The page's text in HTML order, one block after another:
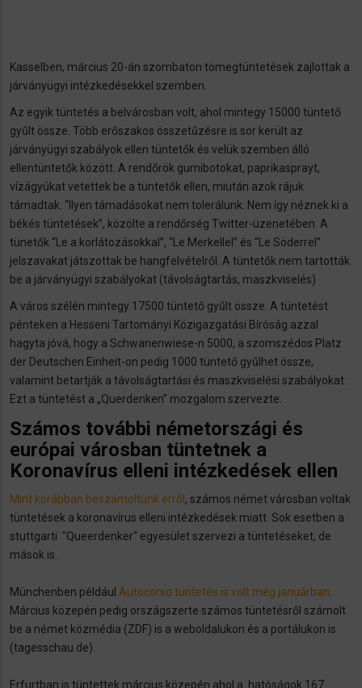
Kasselben, március 20-án szombaton tömegtüntetések zajlottak a
járványügyi intézkedésekkel szemben.
Az egyik tüntetés a belvárosban volt, ahol mintegy 15000 tüntető
gyűlt össze. Több erőszakos összetűzésre is sor került az
járványügyi szabályok ellen tüntetők és velük szemben álló
ellentüntetők között. A rendőrök gumibotokat, paprikasprayt,
vízágyúkat vetettek be a tüntetők ellen, miután azok rájuk
támadtak. “Ilyen támadásokat nem tolerálunk. Nem így néznek ki a
békés tüntetések”, közölte a rendőrség Twitter-üzenetében. A
tünetők “Le a korlátozásokkal”, “Le Merkellel” és “Le Söderrel”
jelszavakat játszottak be hangfelvételről. A tüntetők nem tartották
be a járványügyi szabályokat (távolságtartás, maszkviselés)
A város szélén mintegy 17500 tüntető gyűlt össze. A tüntetést
pénteken a Hesseni Tartományi Közigazgatási Bíróság azzal
hagyta jóvá, hogy a Schwanenwiese-n 5000, a szomszédos Platz
der Deutschen Einheit-on pedig 1000 tüntető gyűlhet össze,
valamint betartják a távolságtartási és maszkviselési szabályokat.
Ezt a tüntetést a „Querdenken” mozgalom szervezte.
Számos további németországi és
európai városban tüntetnek a
Koronavírus elleni intézkedések ellen
Mint korábban beszámoltunk erről , számos német városban voltak
tüntetések a koronavírus elleni intézkedések miatt. Sok esetben a
stuttgarti "Queerdenker" egyesület szervezi a tüntetéseket, de
mások is.
Münchenben például Autocorso tüntetés is volt még januárban
Március közepén pedig országszerte számos tüntetésről számolt
be a német közmédia (ZDF) is a weboldalukon és a portálukon is
(tagesschau.de).
Erfurtban is tüntettek március közepén ahol a hatóságok 167